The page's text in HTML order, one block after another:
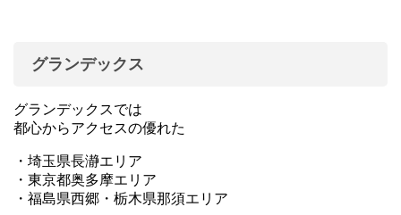
グランデックス
グランデックスでは
都心からアクセスの優れた
・埼玉県長瀞エリア
・東京都奥多摩エリア
・福島県西郷・栃木県那須エリア